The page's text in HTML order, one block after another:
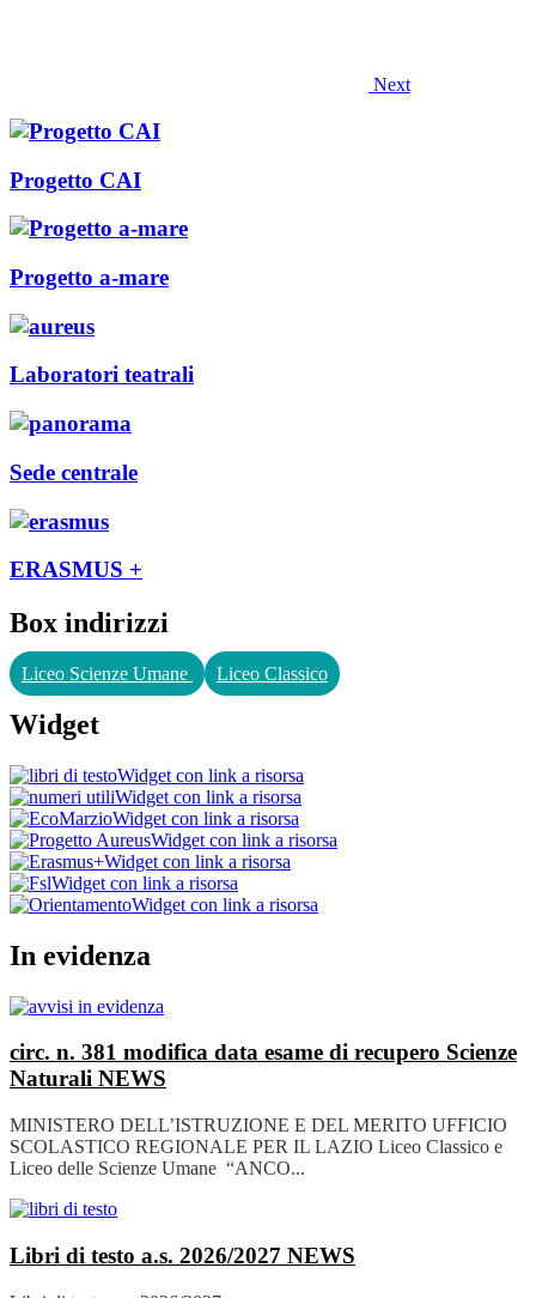
Next
Progetto CAI
Progetto a-mare
Laboratori teatrali
Sede centrale
ERASMUS +
Box indirizzi
Liceo Scienze Umane Liceo Classico
Widget
Widget con link a risorsa
Widget con link a risorsa
Widget con link a risorsa
Widget con link a risorsa
Widget con link a risorsa
Widget con link a risorsa
Widget con link a risorsa
In evidenza
circ. n. 381 modifica data esame di recupero Scienze
Naturali NEWS
MINISTERO DELL’ISTRUZIONE E DEL MERITO UFFICIO
SCOLASTICO REGIONALE PER IL LAZIO Liceo Classico e
Liceo delle Scienze Umane “ANCO...
Libri di testo a.s. 2026/2027 NEWS